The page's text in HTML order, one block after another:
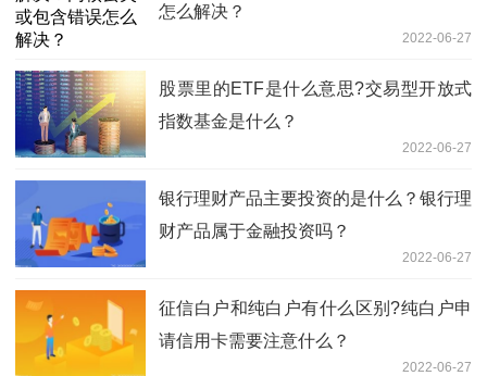
怎么解决？
2022-06-27
股票里的ETF是什么意思?交易型开放式
指数基金是什么？
2022-06-27
银行理财产品主要投资的是什么？银行理
财产品属于金融投资吗？
2022-06-27
征信白户和纯白户有什么区别?纯白户申
请信用卡需要注意什么？
2022-06-27